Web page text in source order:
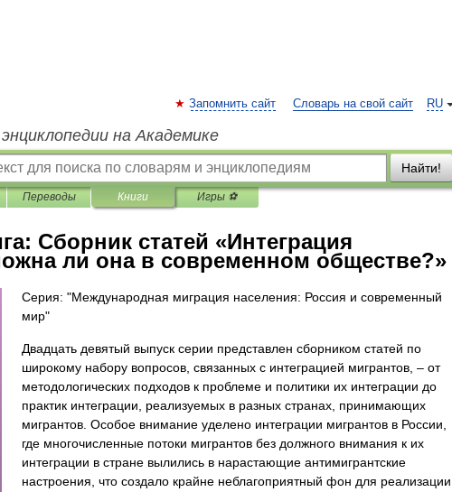
RU
Запомнить сайт Словарь на свой сайт
на Академике
Найти!
Переводы Книги Игры ⚽
Сборник статей «Интеграция
ли она в современном обществе?»
Серия: "Международная миграция населения: Россия и современный
мир"
Двадцать девятый выпуск серии представлен сборником статей по
широкому набору вопросов, связанных с интеграцией мигрантов, – от
методологических подходов к проблеме и политики их интеграции до
практик интеграции, реализуемых в разных странах, принимающих
мигрантов. Особое внимание уделено интеграции мигрантов в России,
где многочисленные потоки мигрантов без должного внимания к их
интеграции в стране вылились в нарастающие антимигрантские
настроения, что создало крайне неблагоприятный фон для реализации